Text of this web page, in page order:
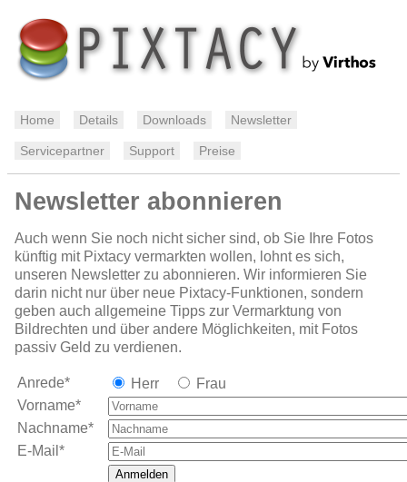
Home Details Downloads Newsletter
Servicepartner Support Preise
Newsletter abonnieren
Auch wenn Sie noch nicht sicher sind, ob Sie Ihre Fotos
künftig mit Pixtacy vermarkten wollen, lohnt es sich,
unseren Newsletter zu abonnieren. Wir informieren Sie
darin nicht nur über neue Pixtacy-Funktionen, sondern
geben auch allgemeine Tipps zur Vermarktung von
Bildrechten und über andere Möglichkeiten, mit Fotos
passiv Geld zu verdienen.
Anrede* Herr
Frau
Vorname*
Nachname*
E-Mail*
Anmelden